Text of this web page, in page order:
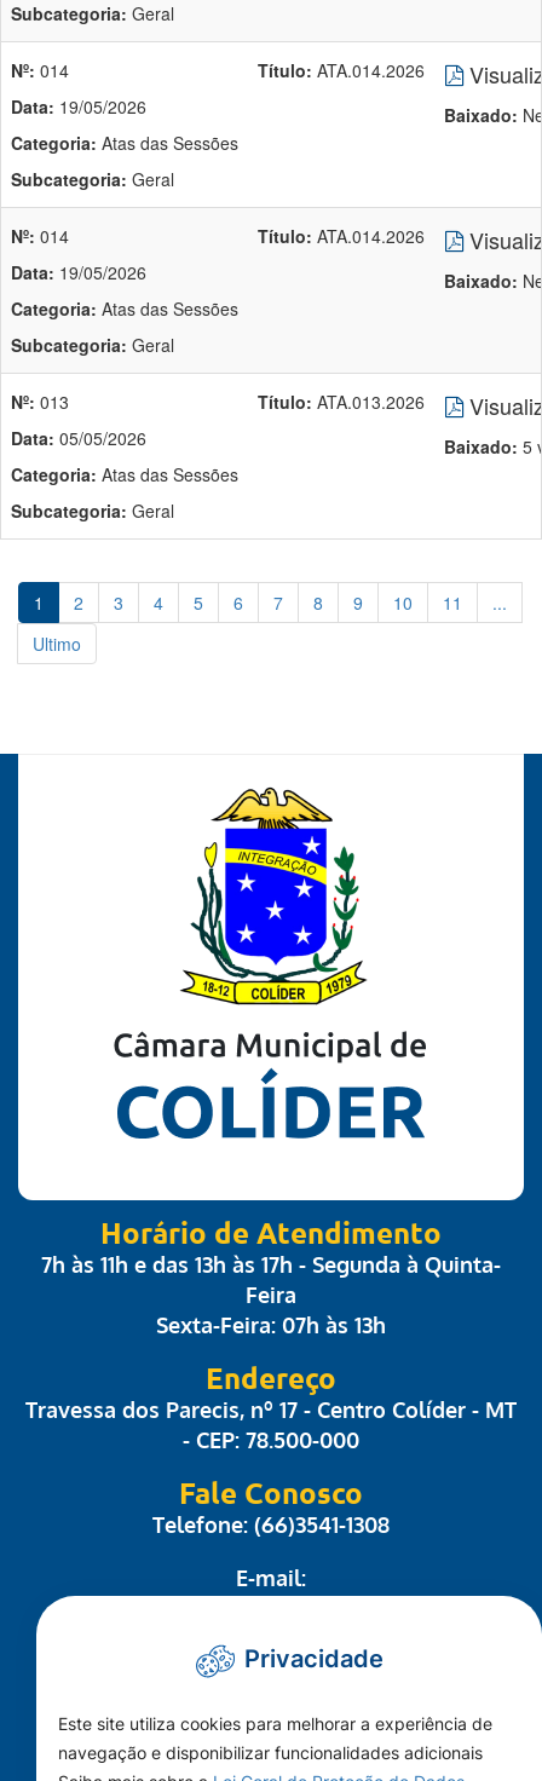
Subcategoria: Geral
Nº: 014
Data: 19/05/2026
Categoria: Atas das Sessões
Subcategoria: Geral
Título: ATA.014.2026
Baixado:
Nº: 014
Data: 19/05/2026
Categoria: Atas das Sessões
Subcategoria: Geral
Título: ATA.014.2026
Baixado:
Nº: 013
Data: 05/05/2026
Categoria: Atas das Sessões
Subcategoria: Geral
Título: ATA.013.2026
Baixado: 5
1 2 3 4 5 6 7 8 9 10 11
...
Ultimo
Horário de Atendimento
7h às 11h e das 13h às 17h - Segunda à Quinta-
Feira
Sexta-Feira: 07h às 13h
Endereço
Travessa dos Parecis, nº 17 - Centro Colíder - MT
- CEP: 78.500-000
Fale Conosco
Telefone: (66)3541-1308
E-mail:
administrativo@camaracolider.mt.gov.br
Mapa do Site
Conheça a Câmara
A Cidade
Privacidade
Este site utiliza cookies para melhorar a experiência de
navegação e disponibilizar funcionalidades adicionais